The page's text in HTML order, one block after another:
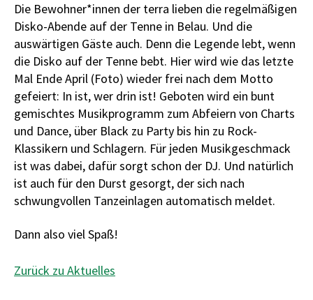
Die Bewohner*innen der terra lieben die regelmäßigen
Disko-Abende auf der Tenne in Belau. Und die
auswärtigen Gäste auch. Denn die Legende lebt, wenn
die Disko auf der Tenne bebt. Hier wird wie das letzte
Mal Ende April (Foto) wieder frei nach dem Motto
gefeiert: In ist, wer drin ist! Geboten wird ein bunt
gemischtes Musikprogramm zum Abfeiern von Charts
und Dance, über Black zu Party bis hin zu Rock-
Klassikern und Schlagern. Für jeden Musikgeschmack
ist was dabei, dafür sorgt schon der DJ. Und natürlich
ist auch für den Durst gesorgt, der sich nach
schwungvollen Tanzeinlagen automatisch meldet.
Dann also viel Spaß!
Zurück zu Aktuelles